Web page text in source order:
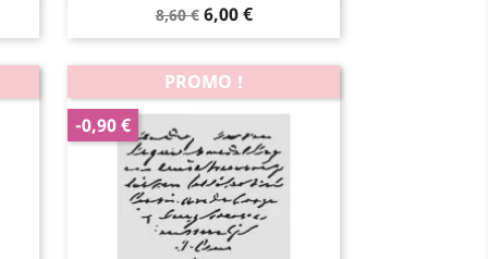
8,60 € 6,00 €
PROMO !
-0,90 €